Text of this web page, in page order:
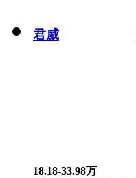
君威
18.18-33.98万